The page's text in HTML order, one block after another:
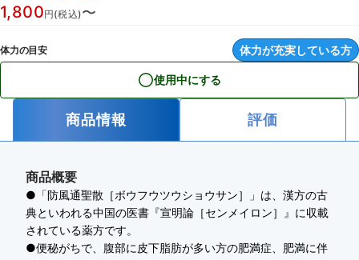
1,800円(税込)〜
体力の目安 体力が充実している方
使用中にする
商品情報 評価
商品概要
●「防風通聖散［ボウフウツウショウサン］」は、漢方の古
典といわれる中国の医書『宣明論［センメイロン］』に収載
されている薬方です。
●便秘がちで、腹部に皮下脂肪が多い方の肥満症、肥満に伴